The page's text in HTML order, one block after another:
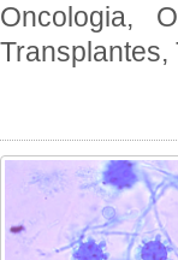
Oncologia,
Transplantes,